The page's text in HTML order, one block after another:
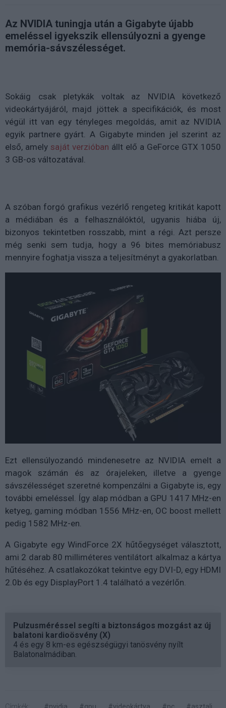
Az NVIDIA tuningja után a Gigabyte újabb
emeléssel igyekszik ellensúlyozni a gyenge
memória-sávszélességet.
Sokáig csak pletykák voltak az NVIDIA következő
videokártyájáról, majd jöttek a specifikációk, és most
végül itt van egy tényleges megoldás, amit az NVIDIA
egyik partnere gyárt. A Gigabyte minden jel szerint az
első, amely saját verzióban állt elő a GeForce GTX 1050
3 GB-os változatával.
A szóban forgó grafikus vezérlő rengeteg kritikát kapott
a médiában és a felhasználóktól, ugyanis hiába új,
bizonyos tekintetben rosszabb, mint a régi. Azt persze
még senki sem tudja, hogy a 96 bites memóriabusz
mennyire foghatja vissza a teljesítményt a gyakorlatban.
Ezt ellensúlyozandó mindenesetre az NVIDIA emelt a
magok számán és az órajeleken, illetve a gyenge
sávszélességet szeretné kompenzálni a Gigabyte is, egy
további emeléssel. Így alap módban a GPU 1417 MHz-en
ketyeg, gaming módban 1556 MHz-en, OC boost mellett
pedig 1582 MHz-en.
A Gigabyte egy WindForce 2X hűtőegységet választott,
ami 2 darab 80 milliméteres ventilátort alkalmaz a kártya
hűtéséhez. A csatlakozókat tekintve egy DVI-D, egy HDMI
2.0b és egy DisplayPort 1.4 található a vezérlőn.
Pulzusméréssel segíti a biztonságos mozgást az új
balatoni kardioösvény (X)
4 és egy 8 km-es egészségügyi tanösvény nyílt
Balatonalmádiban.